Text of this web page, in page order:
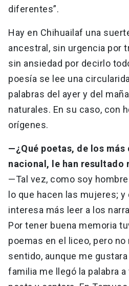
diferentes”.
Hay en Chihuailaf una
ancestral, sin urgencia por
sin ansiedad por decirlo
poesía se lee una
palabras del ayer y del
naturales. En su caso, con
orígenes.
—¿Qué poetas, de los
nacional, le han resultado
—Tal vez, como soy
lo que hacen las mujeres;
interesa más leer a los
Por tener buena memoria
poemas en el liceo, pero
sentido, aunque me
familia me llegó la palabra